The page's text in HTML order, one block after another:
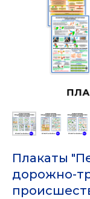
Плакаты
дорожно-